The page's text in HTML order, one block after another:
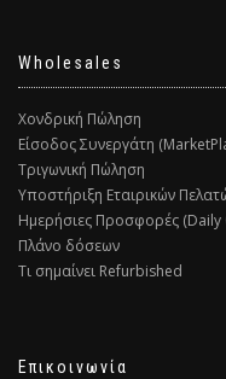
Wholesales
Χονδρική Πώληση
Είσοδος Συνεργάτη
Τριγωνική Πώληση
Υποστήριξη Εταιρικών
Ημερήσιες Προσφορές (Daily
Πλάνο δόσεων
Τι σημαίνει Refurbished
Επικοινωνία